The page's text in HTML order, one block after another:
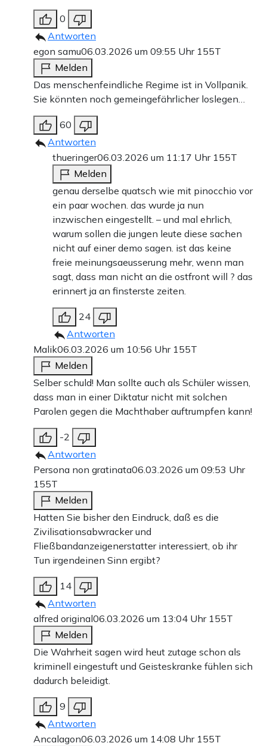
0
Antworten
egon samu06.03.2026 um 09:55 Uhr 155T
Melden
Das menschenfeindliche Regime ist in Vollpanik.
Sie könnten noch gemeingefährlicher loslegen…
60
Antworten
thueringer06.03.2026 um 11:17 Uhr 155T
Melden
genau derselbe quatsch wie mit pinocchio vor
ein paar wochen. das wurde ja nun
inzwischen eingestellt. – und mal ehrlich,
warum sollen die jungen leute diese sachen
nicht auf einer demo sagen. ist das keine
freie meinungsaeusserung mehr, wenn man
sagt, dass man nicht an die ostfront will ? das
erinnert ja an finsterste zeiten.
24
Antworten
Malik06.03.2026 um 10:56 Uhr 155T
Melden
Selber schuld! Man sollte auch als Schüler wissen,
dass man in einer Diktatur nicht mit solchen
Parolen gegen die Machthaber auftrumpfen kann!
-2
Antworten
Persona non gratinata06.03.2026 um 09:53 Uhr
155T
Melden
Hatten Sie bisher den Eindruck, daß es die
Zivilisationsabwracker und
Fließbandanzeigenerstatter interessiert, ob ihr
Tun irgendeinen Sinn ergibt?
14
Antworten
alfred original06.03.2026 um 13:04 Uhr 155T
Melden
Die Wahrheit sagen wird heut zutage schon als
kriminell eingestuft und Geisteskranke fühlen sich
dadurch beleidigt.
9
Antworten
Ancalagon06.03.2026 um 14:08 Uhr 155T